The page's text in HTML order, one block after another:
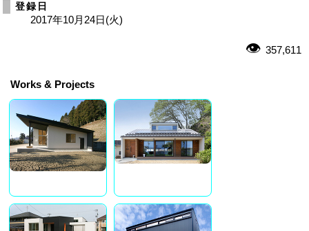
登録日
2017年10月24日(火)
357,611
Works & Projects